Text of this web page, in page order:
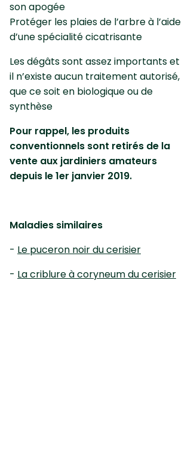
son apogée
Protéger les plaies de l’arbre à l’aide
d’une spécialité cicatrisante
Les dégâts sont assez importants et
il n’existe aucun traitement autorisé,
que ce soit en biologique ou de
synthèse
Pour rappel, les produits
conventionnels sont retirés de la
vente aux jardiniers amateurs
depuis le 1er janvier 2019.
Maladies similaires
- Le puceron noir du cerisier
- La criblure à coryneum du cerisier